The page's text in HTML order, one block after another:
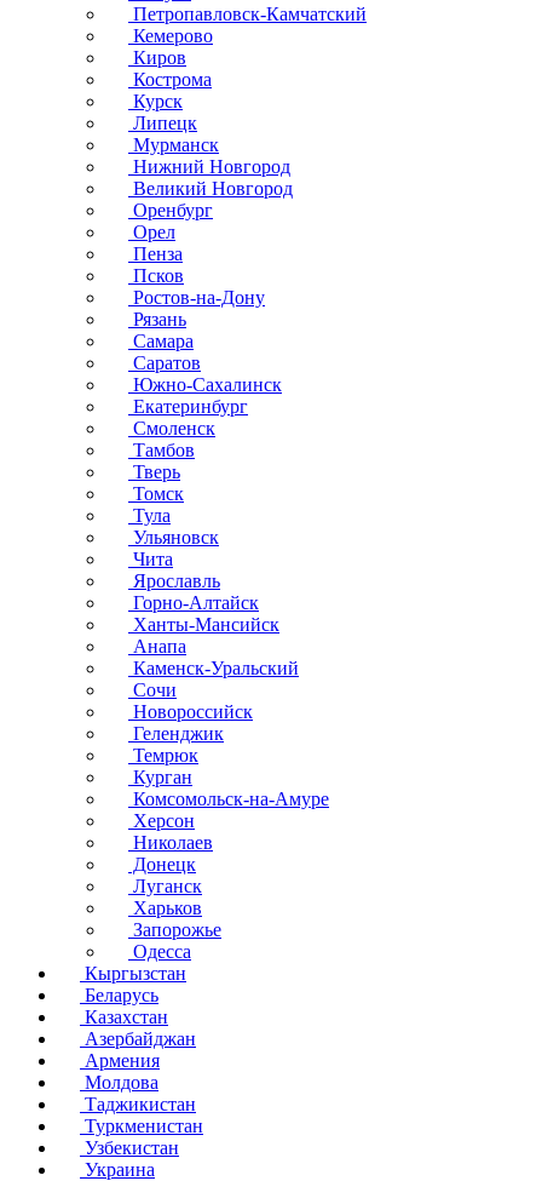
Петропавловск-Камчатский
Кемерово
Киров
Кострома
Курск
Липецк
Мурманск
Нижний Новгород
Великий Новгород
Оренбург
Орел
Пенза
Псков
Ростов-на-Дону
Рязань
Самара
Саратов
Южно-Сахалинск
Екатеринбург
Смоленск
Тамбов
Тверь
Томск
Тула
Ульяновск
Чита
Ярославль
Горно-Алтайск
Ханты-Мансийск
Анапа
Каменск-Уральский
Сочи
Новороссийск
Геленджик
Темрюк
Курган
Комсомольск-на-Амуре
Херсон
Николаев
Донецк
Луганск
Харьков
Запорожье
Одесса
Кыргызстан
Беларусь
Казахстан
Азербайджан
Армения
Молдова
Таджикистан
Туркменистан
Узбекистан
Украина